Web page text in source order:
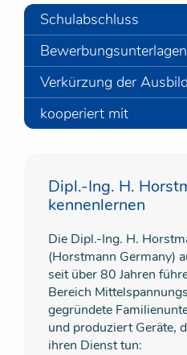
Schulabschluss
Bewerbungsunterlagen
Verkürzung der
kooperiert mit
Dipl.-Ing. H.
kennenlernen
Die Dipl.-Ing. H.
(Horstmann Germany)
seit über 80 Jahren
Bereich
gegründete
und produziert Geräte,
ihren Dienst tun: